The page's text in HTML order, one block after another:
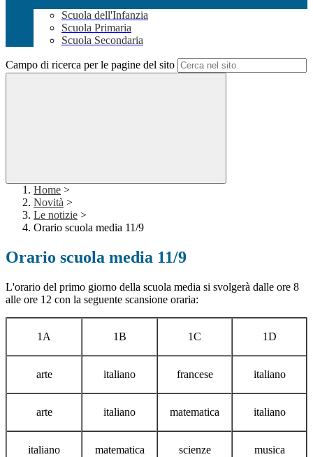
Scuola dell'Infanzia
Scuola Primaria
Scuola Secondaria
Campo di ricerca per le pagine del sito
Home >
Novità >
Le notizie >
Orario scuola media 11/9
Orario scuola media 11/9
L'orario del primo giorno della scuola media si svolgerà dalle ore 8
alle ore 12 con la seguente scansione oraria:
1A 1B 1C 1D
arte italiano francese italiano
arte italiano matematica italiano
italiano matematica scienze musica